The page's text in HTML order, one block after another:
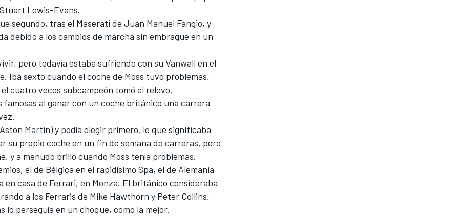
Lewis-Evans.
segundo, tras el Maserati de Juan Manuel Fangio, y
debido a los cambios de marcha sin embrague en un
pero todavía estaba sufriendo con su Vanwall en el
Iba sexto cuando el coche de Moss tuvo problemas,
cuatro veces subcampeón tomó el relevo,
al ganar con un coche británico una carrera
Martin) y podía elegir primero, lo que significaba
su propio coche en un fin de semana de carreras, pero
y a menudo brilló cuando Moss tenía problemas.
el de Bélgica en el rapidísimo Spa, el de Alemania
en casa de Ferrari, en Monza. El británico consideraba
a los Ferraris de Mike Hawthorn y Peter Collins,
perseguía en un choque, como la mejor.